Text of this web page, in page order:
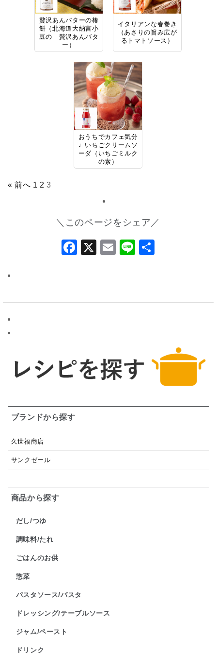
贅沢あんバターの椿
餅（北海道大納言小
豆の 贅沢あんバタ
ー）
イタリアンな春巻き
（あさりの旨み広が
るトマトソース）
おうちでカフェ気分
♩いちごクリームソ
ーダ（いちごミルク
の素）
« 前へ 1 2 3
＼このページをシェア／
Facebook
X Email
Line
ブランドから探す
久世福商店
サンクゼール
商品から探す
だし/つゆ
調味料/たれ
ごはんのお供
惣菜
パスタソース/パスタ
ドレッシング/テーブルソース
ジャム/ペースト
ドリンク